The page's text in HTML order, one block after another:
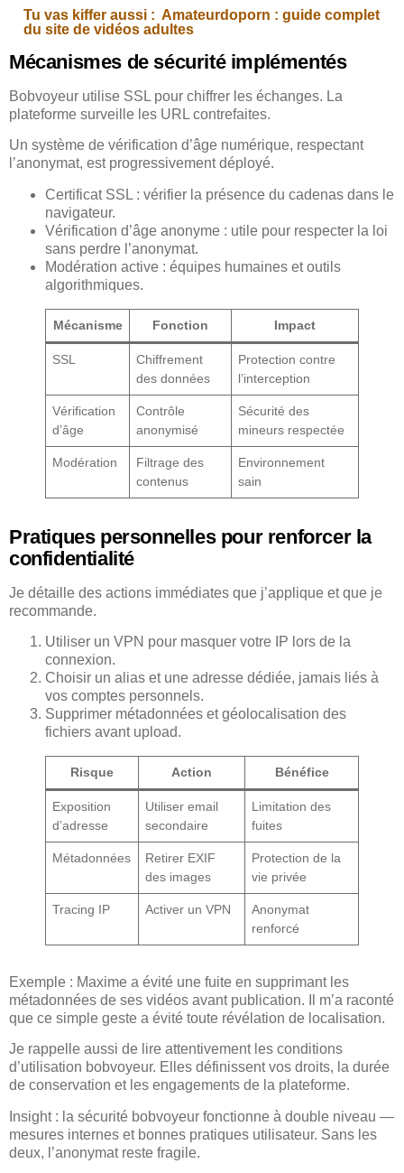
Tu vas kiffer aussi : Amateurdoporn : guide complet
du site de vidéos adultes
Mécanismes de sécurité implémentés
Bobvoyeur utilise SSL pour chiffrer les échanges. La
plateforme surveille les URL contrefaites.
Un système de vérification d’âge numérique, respectant
l’anonymat, est progressivement déployé.
Certificat SSL : vérifier la présence du cadenas dans le
navigateur.
Vérification d’âge anonyme : utile pour respecter la loi
sans perdre l’anonymat.
Modération active : équipes humaines et outils
algorithmiques.
Mécanisme Fonction Impact
SSL
Chiffrement
des données
Protection contre
l’interception
Vérification
d’âge
Contrôle
anonymisé
Sécurité des
mineurs respectée
Modération
Filtrage des
contenus
Environnement
sain
Pratiques personnelles pour renforcer la
confidentialité
Je détaille des actions immédiates que j’applique et que je
recommande.
Utiliser un VPN pour masquer votre IP lors de la
connexion.
Choisir un alias et une adresse dédiée, jamais liés à
vos comptes personnels.
Supprimer métadonnées et géolocalisation des
fichiers avant upload.
Risque Action Bénéfice
Exposition
d’adresse
Utiliser email
secondaire
Limitation des
fuites
Métadonnées
Retirer EXIF
des images
Protection de la
vie privée
Tracing IP Activer un VPN
Anonymat
renforcé
Exemple : Maxime a évité une fuite en supprimant les
métadonnées de ses vidéos avant publication. Il m’a raconté
que ce simple geste a évité toute révélation de localisation.
Je rappelle aussi de lire attentivement les conditions
d’utilisation bobvoyeur. Elles définissent vos droits, la durée
de conservation et les engagements de la plateforme.
Insight : la sécurité bobvoyeur fonctionne à double niveau —
mesures internes et bonnes pratiques utilisateur. Sans les
deux, l’anonymat reste fragile.